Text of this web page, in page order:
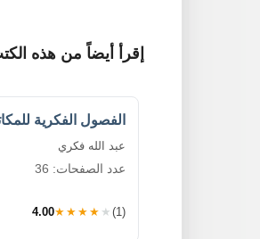
إقرأ أيضاً من هذه
الفصول الفكرية
عبد الله فكري
عدد الصفحات: 36
4.00★★★★★ (1)